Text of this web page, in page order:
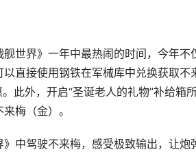
世界》一年中最热闹的时间，今年不
以直接使用钢铁在军械库中兑换获取
此外，开启“圣诞老人的礼物”补给
梅（金）。
中驾驶不来梅，感受极致输出，让炮